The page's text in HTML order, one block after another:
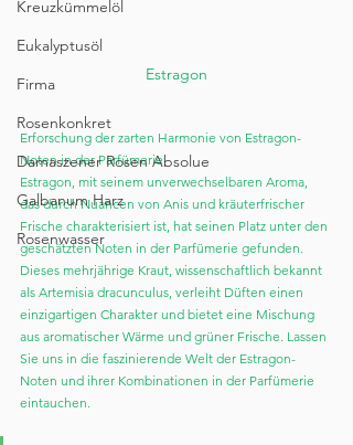
Kreuzkümmelöl
Eukalyptusöl
Firma
Rosenkonkret
Damaszener Rosen Absolue
Galbanum Harz
Rosenwasser
Estragon
Erforschung der zarten Harmonie von Estragon-
Noten in der Parfümerie
Estragon, mit seinem unverwechselbaren Aroma,
das durch Nuancen von Anis und kräuterfrischer
Frische charakterisiert ist, hat seinen Platz unter den
geschätzten Noten in der Parfümerie gefunden.
Dieses mehrjährige Kraut, wissenschaftlich bekannt
als Artemisia dracunculus, verleiht Düften einen
einzigartigen Charakter und bietet eine Mischung
aus aromatischer Wärme und grüner Frische. Lassen
Sie uns in die faszinierende Welt der Estragon-
Noten und ihrer Kombinationen in der Parfümerie
eintauchen.